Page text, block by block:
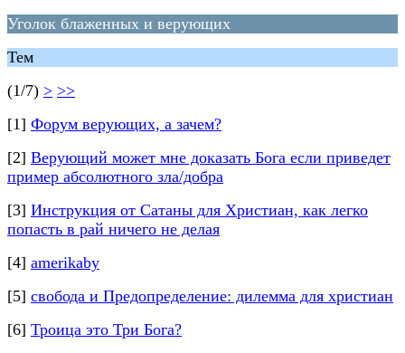
Уголок блаженных и верующих
Тем
(1/7) > >>
[1] Форум верующих, а зачем?
[2] Верующий может мне доказать Бога если приведет
пример абсолютного зла/добра
[3] Инструкция от Сатаны для Христиан, как легко
попасть в рай ничего не делая
[4] amerikaby
[5] свобода и Предопределение: дилемма для христиан
[6] Троица это Три Бога?